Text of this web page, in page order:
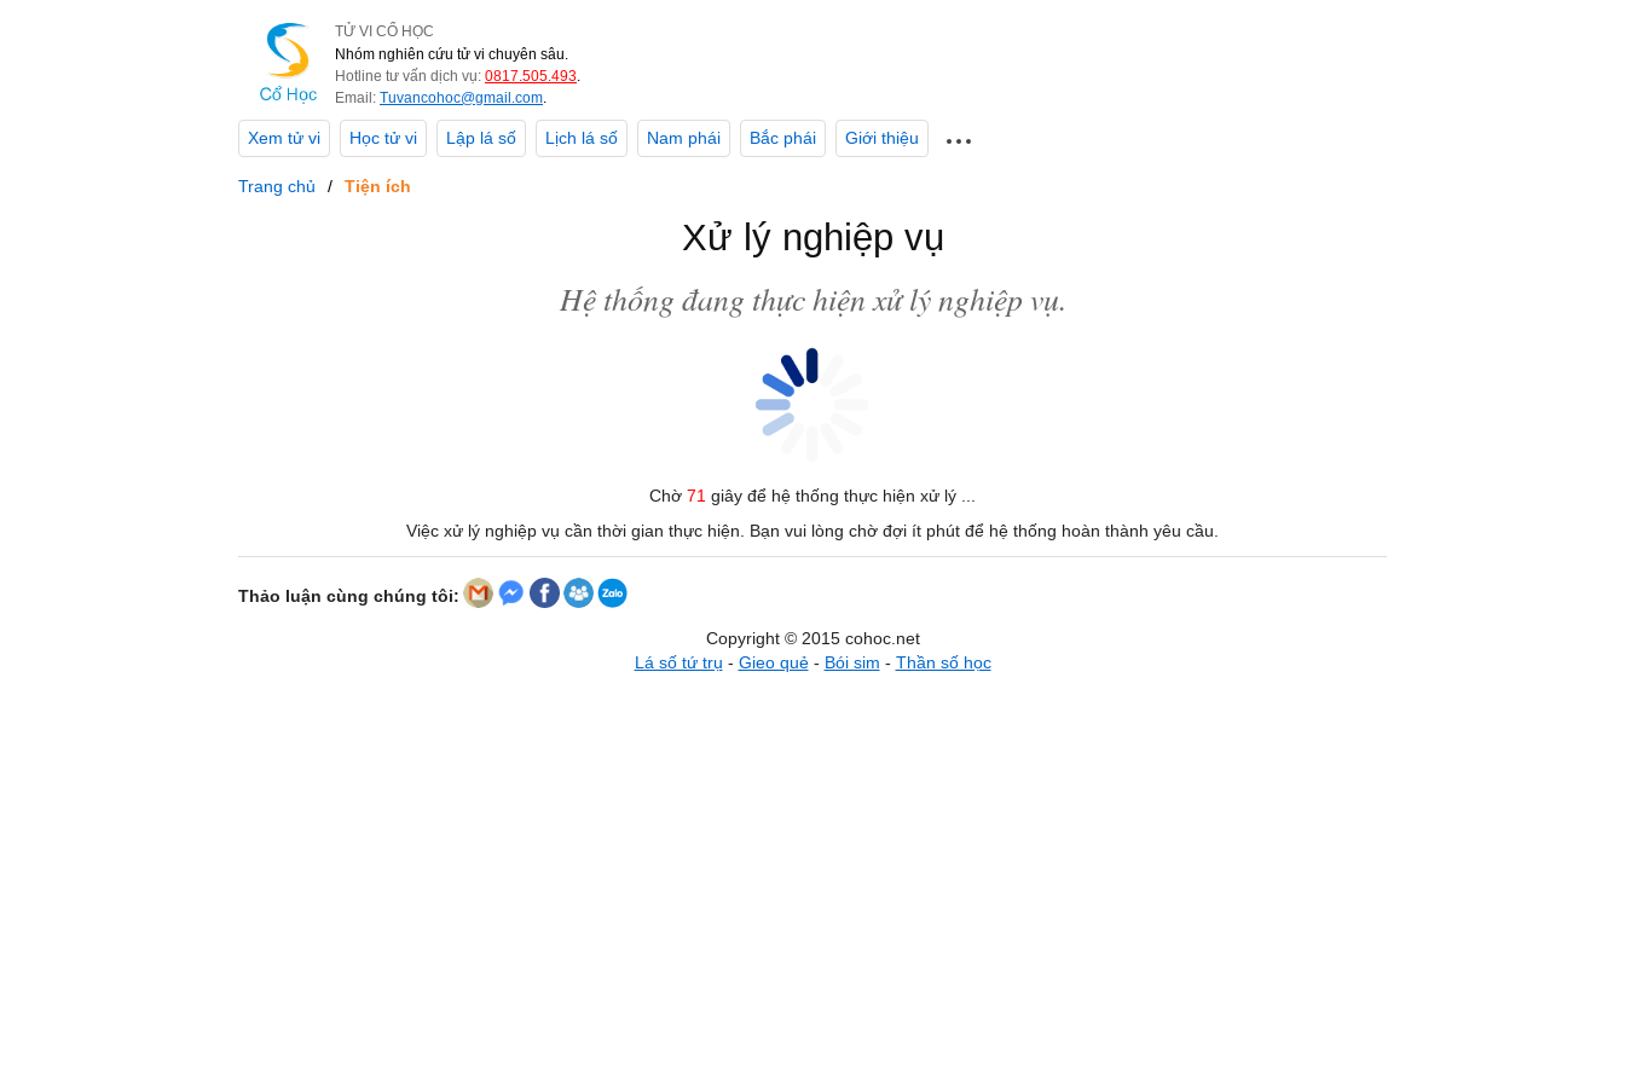
TỬ VI CỔ HỌC
Nhóm nghiên cứu tử vi chuyên sâu.
Hotline tư vấn dịch vụ: 0817.505.493.
Email: Tuvancohoc@gmail.com.
Xem tử vi Học tử vi Lập lá số Lịch lá số Nam phái Bắc phái Giới thiệu
Trang chủ Tiện ích
Xử lý nghiệp vụ
Hệ thống đang thực hiện xử lý nghiệp vụ.
Chờ 71 giây để hệ thống thực hiện xử lý ...
Việc xử lý nghiệp vụ cần thời gian thực hiện. Bạn vui lòng chờ đợi ít phút để hệ thống hoàn thành yêu cầu.
Thảo luận cùng chúng tôi:
Copyright © 2015 cohoc.net
Lá số tứ trụ - Gieo quẻ- Bói sim - Thần số học